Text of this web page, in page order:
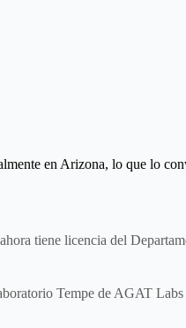
en Arizona, lo que lo
tiene licencia del
Tempe de AGAT